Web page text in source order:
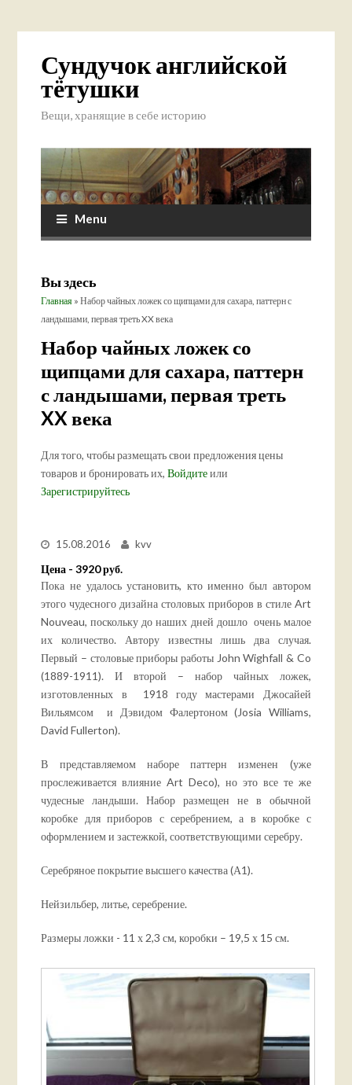
Сундучок английской
тётушки
Вещи, хранящие в себе историю
Menu
Вы здесь
Главная » Набор чайных ложек со щипцами для сахара, паттерн с
ландышами, первая треть XX века
Набор чайных ложек со
щипцами для сахара, паттерн
с ландышами, первая треть
XX века
Для того, чтобы размещать свои предложения цены
товаров и бронировать их,Войдитеили
Зарегистрируйтесь
15.08.2016 kvv
Цена - 3920 руб.
Пока не удалось установить, кто именно был автором
этого чудесного дизайна столовых приборов в стиле Art
Nouveau, поскольку до наших дней дошло очень малое
их количество. Автору известны лишь два случая.
Первый – столовые приборы работы John Wighfall & Co
(1889-1911). И второй – набор чайных ложек,
изготовленных в 1918 году мастерами Джосайей
Вильямсом и Дэвидом Фалертоном (Josia Williams,
David Fullerton).
В представляемом наборе паттерн изменен (уже
прослеживается влияние Art Deco), но это все те же
чудесные ландыши. Набор размещен не в обычной
коробке для приборов с серебрением, а в коробке с
оформлением и застежкой, соответствующими серебру.
Серебряное покрытие высшего качества (А1).
Нейзильбер, литье, серебрение.
Размеры ложки - 11 х 2,3 см, коробки – 19,5 х 15 см.